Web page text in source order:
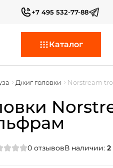
+7 495 532-77-88
Каталог
Джиг головки Norstream
0 отзывовВ наличии: 2